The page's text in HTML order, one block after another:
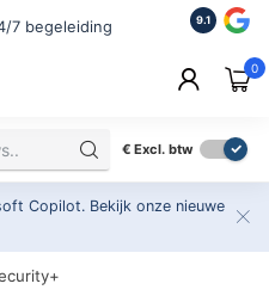
7 begeleiding
ISO
2.500+
9.1
0
€ Excl. btw
Copilot. Bekijk onze nieuwe